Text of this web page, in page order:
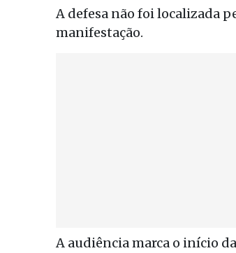
A defesa não foi localizada
manifestação.
A audiência marca o início